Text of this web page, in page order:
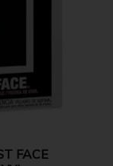
FACE